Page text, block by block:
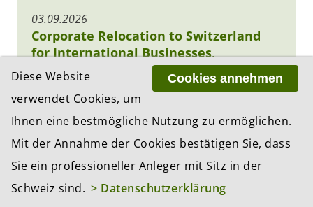
03.09.2026
Corporate Relocation to Switzerland
for International Businesses,
Corporations, Entrepreneurs, and
Investors
Zeit:11:00 Uhr
Ort:Online / MS Teams
Veranstalter:
LINDEMANNLAW
Mehr Infos
22.09.2026
Finance Forum Zürich 2026
Cookies annehmen
Diese Website
verwendet Cookies, um
Ihnen eine bestmögliche Nutzung zu ermöglichen.
Mit der Annahme der Cookies bestätigen Sie, dass
Sie ein professioneller Anleger mit Sitz in der
Schweiz sind. > Datenschutzerklärung